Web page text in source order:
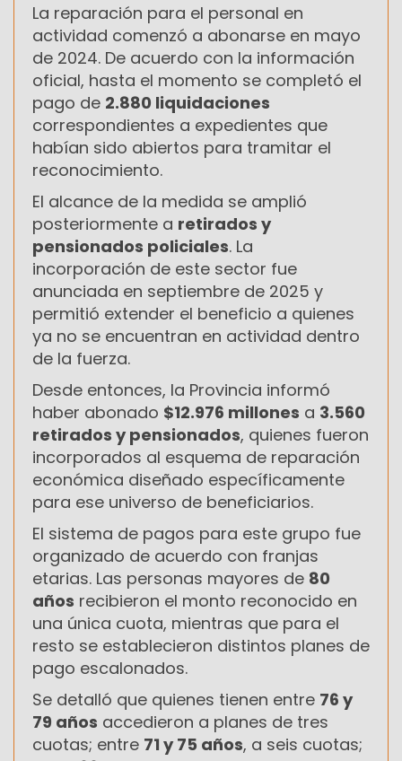
La reparación para el personal en
actividad comenzó a abonarse en mayo
de 2024. De acuerdo con la información
oficial, hasta el momento se completó el
pago de 2.880 liquidaciones
correspondientes a expedientes que
habían sido abiertos para tramitar el
reconocimiento.
El alcance de la medida se amplió
posteriormente a retirados y
pensionados policiales. La
incorporación de este sector fue
anunciada en septiembre de 2025 y
permitió extender el beneficio a quienes
ya no se encuentran en actividad dentro
de la fuerza.
Desde entonces, la Provincia informó
haber abonado $12.976 millones a 3.560
retirados y pensionados, quienes fueron
incorporados al esquema de reparación
económica diseñado específicamente
para ese universo de beneficiarios.
El sistema de pagos para este grupo fue
organizado de acuerdo con franjas
etarias. Las personas mayores de 80
años recibieron el monto reconocido en
una única cuota, mientras que para el
resto se establecieron distintos planes de
pago escalonados.
Se detalló que quienes tienen entre 76 y
79 años accedieron a planes de tres
cuotas; entre 71 y 75 años, a seis cuotas;